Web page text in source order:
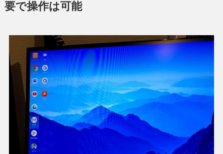
要で操作は可能